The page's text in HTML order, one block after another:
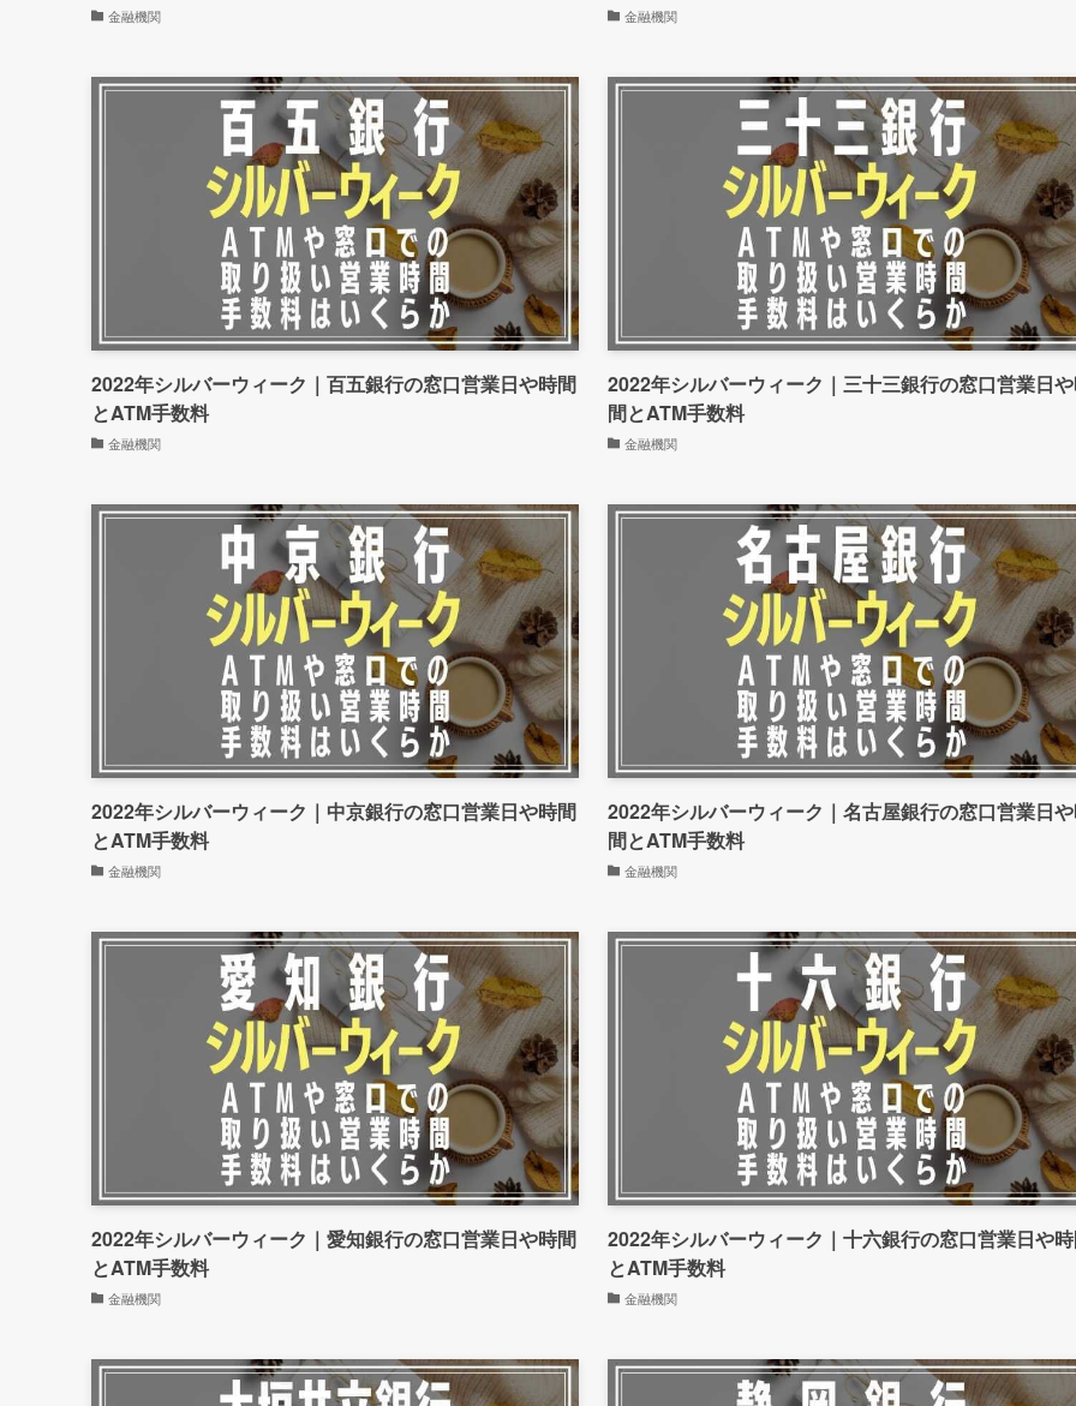
金融機関 金融機関
2022年シルバーウィーク｜百五銀行の窓口営業日や時間
とATM手数料
金融機関
2022年シルバーウィーク｜三十三銀行の窓口営業日
間とATM手数料
金融機関
2022年シルバーウィーク｜中京銀行の窓口営業日や時間
とATM手数料
金融機関
2022年シルバーウィーク｜名古屋銀行の窓口営業日
間とATM手数料
金融機関
2022年シルバーウィーク｜愛知銀行の窓口営業日や時間
とATM手数料
金融機関
2022年シルバーウィーク｜十六銀行の窓口営業日や
とATM手数料
金融機関